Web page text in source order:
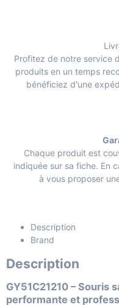
Profitez de notre service
produits en un temps
bénéficiez d'une
Chaque produit est
indiquée sur sa fiche. En
à vous proposer
Description
Brand
Description
GY51C21210 – Souris
performante et